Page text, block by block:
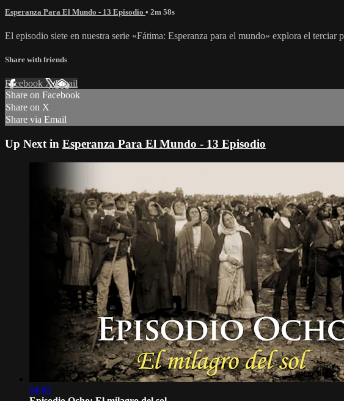
Esperanza Para El Mundo - 13 Episodio • 2m 58s
El episodio siete en nuestra serie «Fátima: Esperanza para el mundo» explora el terciar
Share with friends
Facebook XEmail
Share on Facebook
Share on X
Share via Email
Up Next in Esperanza Para El Mundo - 13 Episodio
04:02